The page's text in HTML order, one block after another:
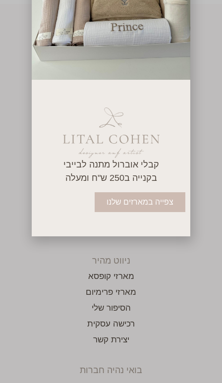
בחנות, הצטרפי למועדון לקוחות
על ידי הרשמה, את מסכימה למדיניות הפרטיות שלנו
תמיכה
אזור אישי
תקנון האתר
מדיניות משלוחים
הצהרת נגישות
ניווט מהיר
מארזי קופסא
מארזי פרימיום
הסיפור שלי
רכישה עסקית
יצירת קשר
בואי נהיה חברות
קבלי אוברול מתנה לבייבי
בקנייה ב250 ש"ח ומעלה
צפייה במארזים שלנו